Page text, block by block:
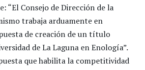
“El Consejo de Dirección de la
trabaja arduamente en
de creación de un título
de La Laguna en Enología”.
que habilita la competitividad